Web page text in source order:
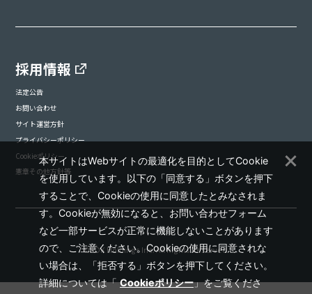
採用情報
法定公告
お問い合わせ
サイト運営方針
プライバシーポリシー
Cookieポリシー
憲章その他方針等
©ADK Holdings Inc. All Rights Reserved.
本サイトはWebサイトの最適化を目的としてCookie
を使用しています。以下の「同意する」ボタンを押下
することで、Cookieの使用に同意したとみなされま
す。Cookieが無効になると、お問い合わせフォーム
など一部サービスが正常に機能しないことがあります
ので、ご注意ください。Cookieの使用に同意されな
い場合は、「拒否する」ボタンを押下してください。
詳細については「Cookieポリシー」をご覧くださ